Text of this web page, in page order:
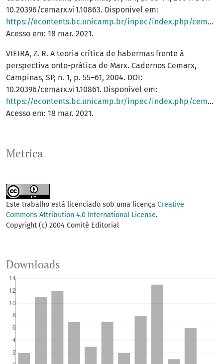
Metrica
10.20396/cemarx.vi1.10863. Disponível em:
https://econtents.bc.unicamp.br/inpec/index.php/cemarx/article/view/10863
Acesso em: 18 mar. 2021.
VIEIRA, Z. R. A teoria crítica de habermas frente à
perspectiva onto-prática de Marx. Cadernos Cemarx,
Campinas, SP, n. 1, p. 55–61, 2004. DOI:
10.20396/cemarx.vi1.10861. Disponível em:
https://econtents.bc.unicamp.br/inpec/index.php/cemarx/article/view/10861
Acesso em: 18 mar. 2021.
Este trabalho está licenciado sob uma licença Creative
Commons Attribution 4.0 International License.
Copyright (c) 2004 Comitê Editorial
Downloads